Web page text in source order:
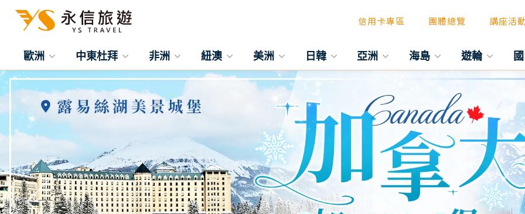
信用卡專區 團體總覽 講座活
歐洲 中東杜拜 非洲 紐澳 美洲 日韓 亞洲 海島 遊輪
往前